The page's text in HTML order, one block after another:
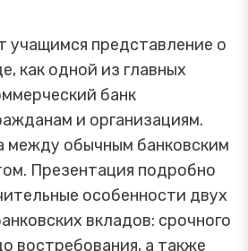
учащимся представление о
как одной из главных
банк
и организациям.
между обычным банковским
Презентация подробно
особенности двух
вкладов: срочного
востребования, а также